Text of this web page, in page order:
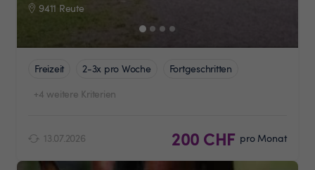
9411 Reute
Freizeit 2-3x pro Woche
Fortgeschritten
+4 weitere Kriterien
13.07.2026 200 CHF pro Monat